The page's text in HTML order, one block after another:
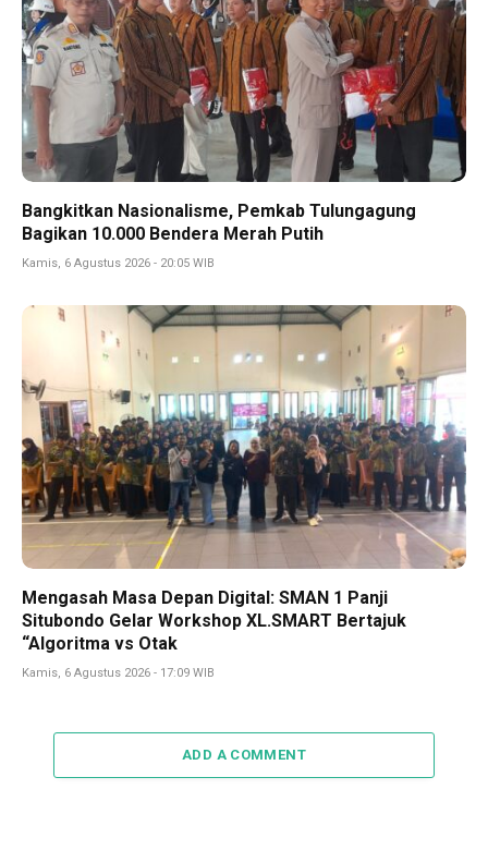
Bangkitkan Nasionalisme, Pemkab Tulungagung
Bagikan 10.000 Bendera Merah Putih
Kamis, 6 Agustus 2026 - 20:05 WIB
Mengasah Masa Depan Digital: SMAN 1 Panji
Situbondo Gelar Workshop XL.SMART Bertajuk
“Algoritma vs Otak
Kamis, 6 Agustus 2026 - 17:09 WIB
ADD A COMMENT